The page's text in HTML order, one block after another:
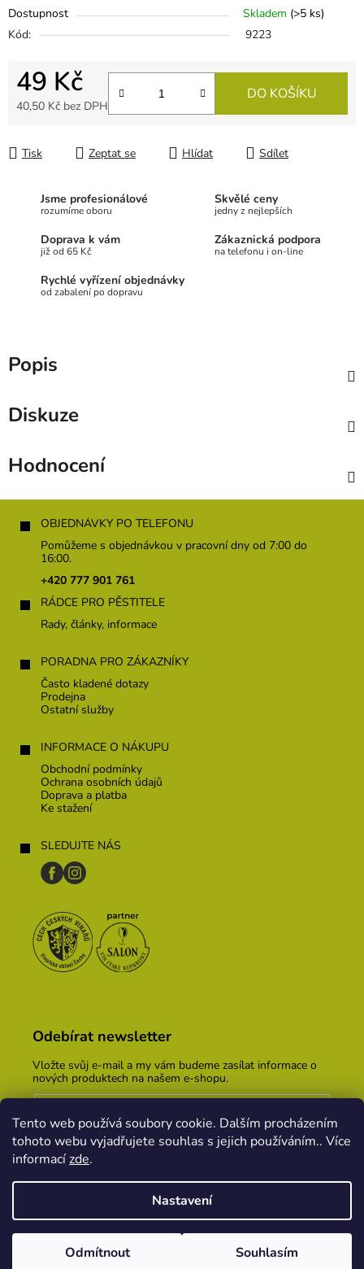
Tento web používá soubory cookie. Dalším procházením
tohoto webu vyjadřujete souhlas s jejich používáním.. Více
informacízde.
Nastavení
Odmítnout Souhlasím
Dostupnost Skladem (>5 ks)
Kód:
9223
49 Kč
40,50 Kč bez DPH
DO KOŠÍKU
Tisk Zeptat se Hlídat Sdílet
Jsme profesionálové
rozumíme oboru
Skvělé ceny
jedny z nejlepších
Doprava k vám
již od 65 Kč
Zákaznická podpora
na telefonu i on-line
Rychlé vyřízení objednávky
od zabalení po dopravu
Popis
Diskuze
Hodnocení
OBJEDNÁVKY PO TELEFONU
Pomůžeme s objednávkou v pracovní dny od 7:00 do
16:00.
+420 777 901 761
RÁDCE PRO PĚSTITELE
Rady, články, informace
PORADNA PRO ZÁKAZNÍKY
Často kladené dotazy
Prodejna
Ostatní služby
INFORMACE O NÁKUPU
Obchodní podmínky
Ochrana osobních údajů
Doprava a platba
Ke stažení
SLEDUJTE NÁS
Odebírat newsletter
Vložte svůj e-mail a my vám budeme zasílat informace o
nových produktech na našem e-shopu.
Vložením e-mailu souhlasíte spodmínkami ochrany
osobních údajů
PŘIHLÁSIT SE
Vytvořil Shoptet
PekneWeby